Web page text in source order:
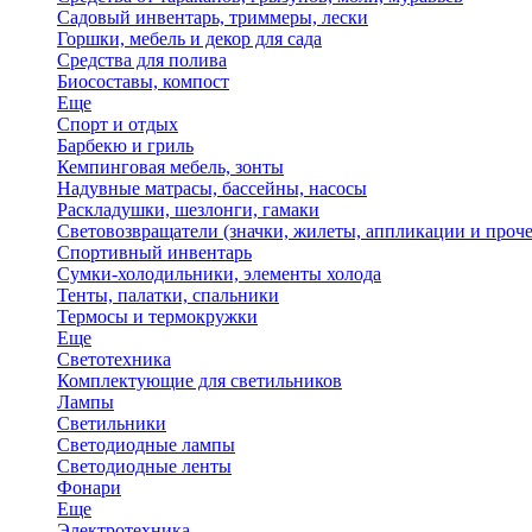
Садовый инвентарь, триммеры, лески
Горшки, мебель и декор для сада
Средства для полива
Биосоставы, компост
Еще
Спорт и отдых
Барбекю и гриль
Кемпинговая мебель, зонты
Надувные матрасы, бассейны, насосы
Раскладушки, шезлонги, гамаки
Световозвращатели (значки, жилеты, аппликации и
Спортивный инвентарь
Сумки-холодильники, элементы холода
Тенты, палатки, спальники
Термосы и термокружки
Еще
Светотехника
Комплектующие для светильников
Лампы
Светильники
Светодиодные лампы
Светодиодные ленты
Фонари
Еще